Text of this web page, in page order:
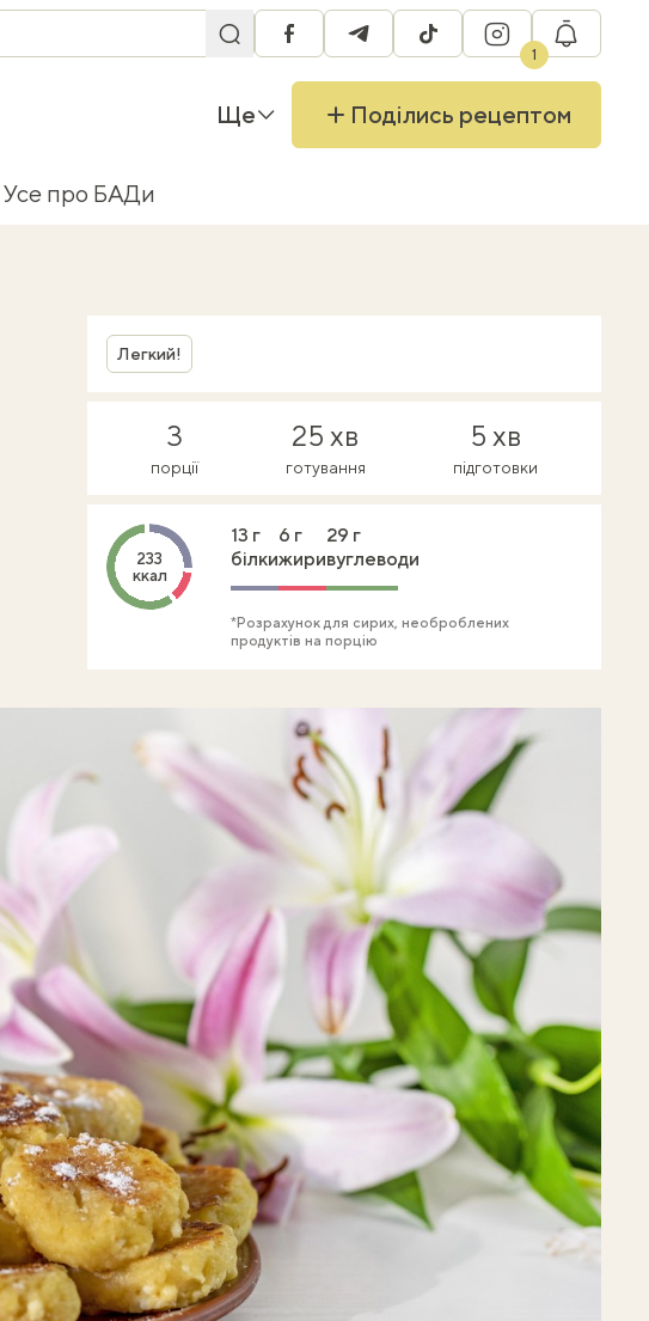
facebooktelegramtiktok instagram
1
Ще Поділись рецептом
Усе про БАДи
Легкий!
3
порції
25 хв
готування
5 хв
підготовки
233
ккал
13 г
білки
6 г
жири
29 г
вуглеводи
*Розрахунок для сирих, необроблених
продуктів на порцію